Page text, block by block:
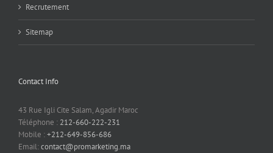
Recrutement
Sitemap
Contact Info
43 Rue Igli Cite Salam, Agadir Maroc
Téléphone : 212-660-222-231
Mobile :+212-649-856-686
Email:contact@promarketing.ma